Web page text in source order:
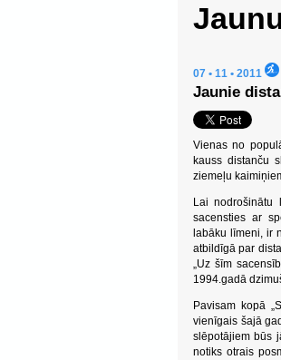
07 • 11 • 2011
Jaunie
Vienas no
kauss distanču
ziemeļu
Lai nodrošinātu
sacensties ar
labāku līmeni, ir
atbildīgā par
„Uz šīm
1994.gadā
Pavisam kopā
vienīgais šajā
slēpotājiem būs
notiks otrais